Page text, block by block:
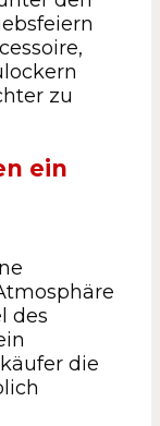
zu
ein
des
die